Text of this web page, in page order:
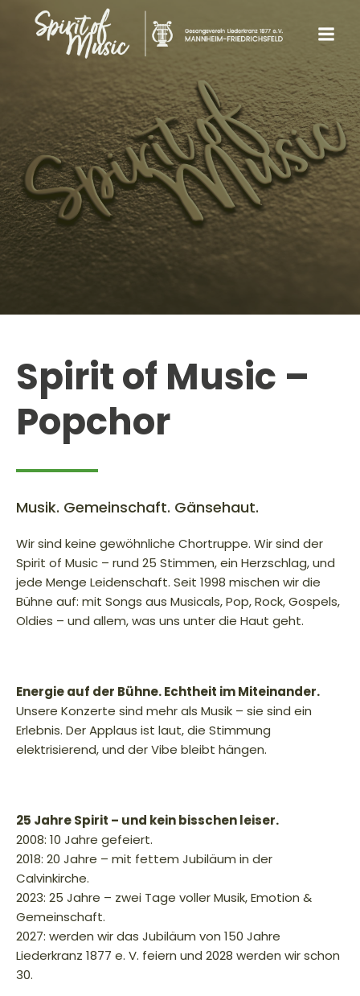
Spirit of Music –
Popchor
Musik. Gemeinschaft. Gänsehaut.
Wir sind keine gewöhnliche Chortruppe. Wir sind der
Spirit of Music – rund 25 Stimmen, ein Herzschlag, und
jede Menge Leidenschaft. Seit 1998 mischen wir die
Bühne auf: mit Songs aus Musicals, Pop, Rock, Gospels,
Oldies – und allem, was uns unter die Haut geht.
Energie auf der Bühne. Echtheit im Miteinander.
Unsere Konzerte sind mehr als Musik – sie sind ein
Erlebnis. Der Applaus ist laut, die Stimmung
elektrisierend, und der Vibe bleibt hängen.
25 Jahre Spirit – und kein bisschen leiser.
2008: 10 Jahre gefeiert.
2018: 20 Jahre – mit fettem Jubiläum in der
Calvinkirche.
2023: 25 Jahre – zwei Tage voller Musik, Emotion &
Gemeinschaft.
2027: werden wir das Jubiläum von 150 Jahre
Liederkranz 1877 e. V. feiern und 2028 werden wir schon
30.